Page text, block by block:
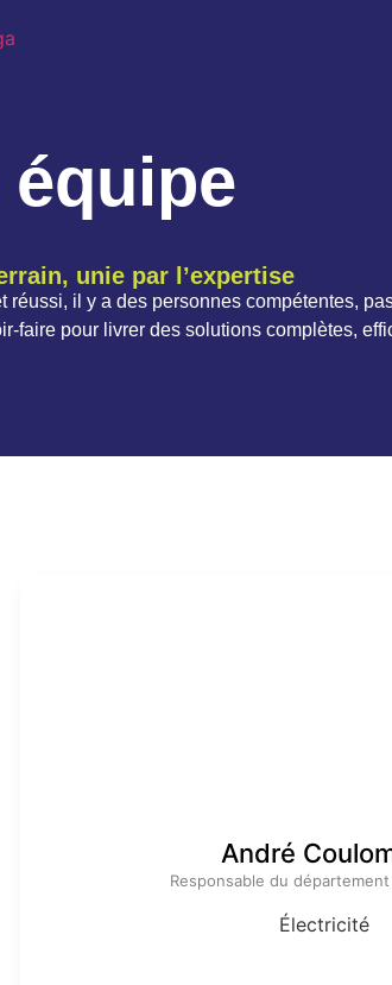
unie par l’expertise
réussi, il y a des personnes compétentes,
faire pour livrer des solutions complètes,
André
Responsable du département
Électricité